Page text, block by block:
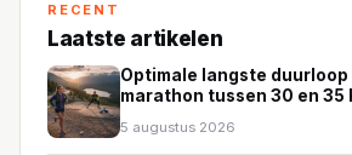
RECENT
Laatste artikelen
Optimale langste duurloop
marathon tussen 30 en 35
5 augustus 2026